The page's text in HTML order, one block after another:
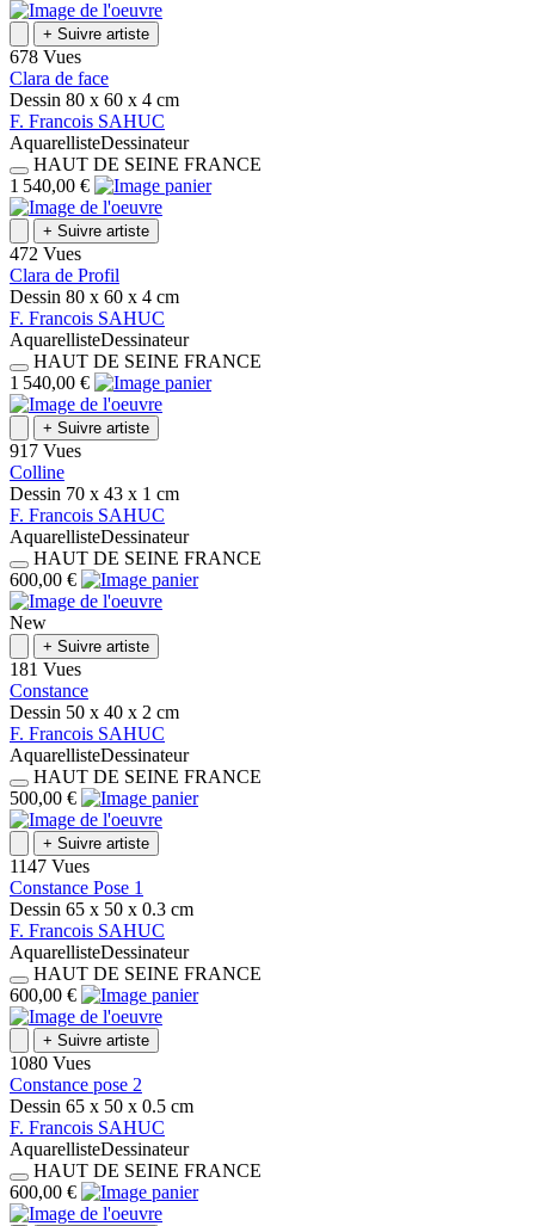
+ Suivre artiste
678 Vues
Clara de face
Dessin 80 x 60 x 4 cm
F. Francois SAHUC
AquarellisteDessinateur
HAUT DE SEINE FRANCE
1 540,00 €
+ Suivre artiste
472 Vues
Clara de Profil
Dessin 80 x 60 x 4 cm
F. Francois SAHUC
AquarellisteDessinateur
HAUT DE SEINE FRANCE
1 540,00 €
+ Suivre artiste
917 Vues
Colline
Dessin 70 x 43 x 1 cm
F. Francois SAHUC
AquarellisteDessinateur
HAUT DE SEINE FRANCE
600,00 €
New
+ Suivre artiste
181 Vues
Constance
Dessin 50 x 40 x 2 cm
F. Francois SAHUC
AquarellisteDessinateur
HAUT DE SEINE FRANCE
500,00 €
+ Suivre artiste
1147 Vues
Constance Pose 1
Dessin 65 x 50 x 0.3 cm
F. Francois SAHUC
AquarellisteDessinateur
HAUT DE SEINE FRANCE
600,00 €
+ Suivre artiste
1080 Vues
Constance pose 2
Dessin 65 x 50 x 0.5 cm
F. Francois SAHUC
AquarellisteDessinateur
HAUT DE SEINE FRANCE
600,00 €